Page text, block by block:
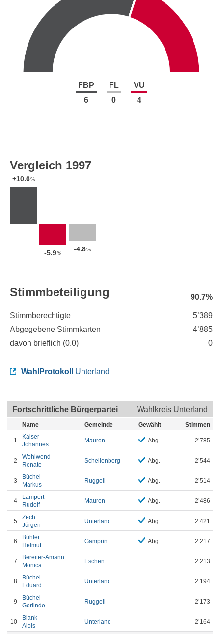
FBP
6
FL
0
VU
4
Vergleich 1997
+10.6%
-5.9%
-4.8%
Stimmbeteiligung 90.7%
Stimmberechtigte
5’389
Abgegebene Stimmkarten
4’885
davon brieflich (0.0) 0
WahlProtokoll Unterland
Fortschrittliche Bürgerpartei Wahlkreis Unterland
Name Gemeinde Gewählt Stimmen
1
Kaiser
Johannes
Mauren Abg. 2’785
2
Wohlwend
Renate
Schellenberg Abg. 2’544
3
Büchel
Markus
Ruggell Abg. 2’514
4
Lampert
Rudolf
Mauren Abg. 2’486
5
Zech
Jürgen
Unterland Abg. 2’421
6
Bühler
Helmut
Gamprin Abg. 2’217
7
Bereiter-Amann
Monica
Eschen 2’213
8
Büchel
Eduard
Unterland 2’194
9
Büchel
Gerlinde
Ruggell 2’173
10
Blank
Alois
Unterland 2’164